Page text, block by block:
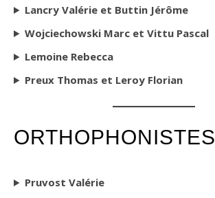
Lancry Valérie et Buttin Jérôme
Wojciechowski Marc et Vittu Pascal
Lemoine Rebecca
Preux Thomas et Leroy Florian
ORTHOPHONISTES
Pruvost Valérie